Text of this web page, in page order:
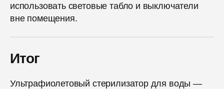
использовать световые табло и выключатели
вне помещения.
Итог
Ультрафиолетовый стерилизатор для воды —